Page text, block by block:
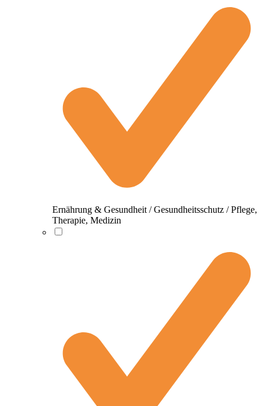
Ernährung & Gesundheit / Gesundheitsschutz / Pflege,
Therapie, Medizin